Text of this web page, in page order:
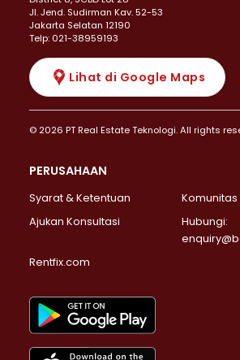
JI. Jend. Sudirman Kav. 52-53
Jakarta Selatan 12190
Telp: 021-38959193
Lihat di Google Maps
© 2026 PT Real Estate Teknologi. All rights
PERUSAHAAN
Syarat & Ketentuan
Komunitas
Ajukan Konsultasi
Hubungi:
Rentfix.com